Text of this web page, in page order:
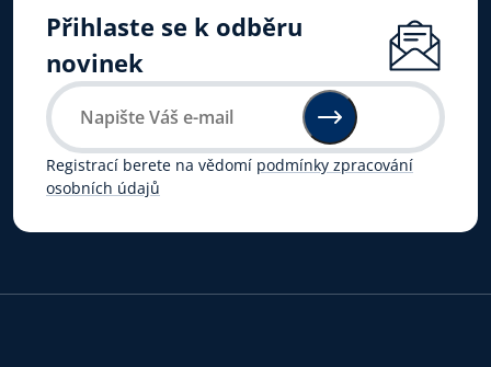
Přihlaste se k odběru
novinek
Registrací berete na vědomí podmínky zpracování
osobních údajů